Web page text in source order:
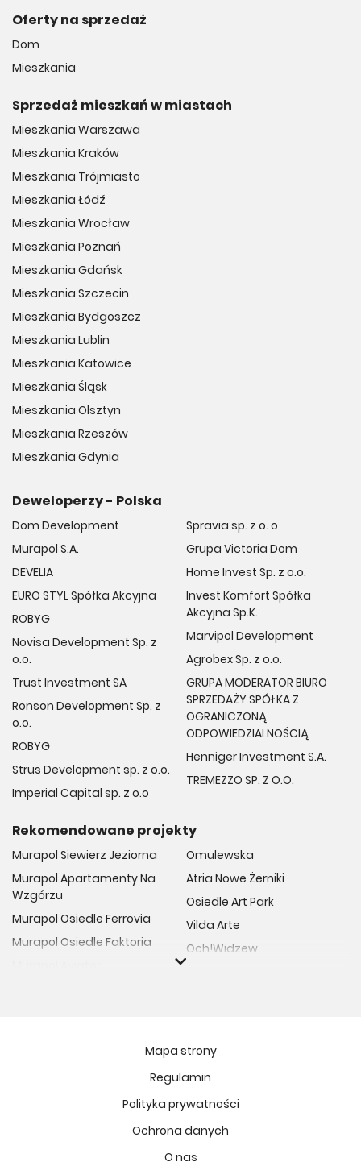
Oferty na sprzedaż
Dom
Mieszkania
Sprzedaż mieszkań w miastach
Mieszkania Warszawa
Mieszkania Kraków
Mieszkania Trójmiasto
Mieszkania Łódź
Mieszkania Wrocław
Mieszkania Poznań
Mieszkania Gdańsk
Mieszkania Szczecin
Mieszkania Bydgoszcz
Mieszkania Lublin
Mieszkania Katowice
Mieszkania Śląsk
Mieszkania Olsztyn
Mieszkania Rzeszów
Mieszkania Gdynia
Deweloperzy - Polska
Dom Development
Murapol S.A.
DEVELIA
EURO STYL Spółka Akcyjna
ROBYG
Novisa Development Sp. z
o.o.
Trust Investment SA
Ronson Development Sp. z
o.o.
ROBYG
Strus Development sp. z o.o.
Imperial Capital sp. z o.o
Spravia sp. z o. o
Grupa Victoria Dom
Home Invest Sp. z o.o.
Invest Komfort Spółka
Akcyjna Sp.K.
Marvipol Development
Agrobex Sp. z o.o.
GRUPA MODERATOR BIURO
SPRZEDAŻY SPÓŁKA Z
OGRANICZONĄ
ODPOWIEDZIALNOŚCIĄ
Henniger Investment S.A.
TREMEZZO SP. Z O.O.
Rekomendowane projekty
Murapol Siewierz Jeziorna
Murapol Apartamenty Na
Wzgórzu
Murapol Osiedle Ferrovia
Murapol Osiedle Faktoria
Murapol Osiedle Szafirove
Omulewska
Atria Nowe Żerniki
Osiedle Art Park
Vilda Arte
Och!Widzew
Fort Natura Etap II
Osiedle Imbramowskie
MIASTECZKO NOVA FALA
Mapa strony
Regulamin
Polityka prywatności
Ochrona danych
O nas